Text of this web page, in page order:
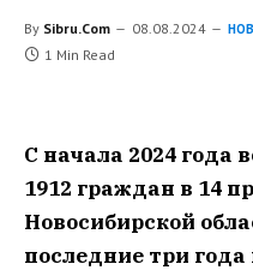
By Sibru.Com 08.08.2024
1 Min Read
С начала 2024 года
1912 граждан в 14
Новосибирской
последние три года